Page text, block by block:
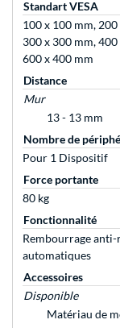
Standart VESA
100 x 100 mm,
300 x 300 mm,
600 x 400 mm
Distance
Mur
13 - 13 mm
Nombre de
Pour 1 Dispositif
Force portante
80 kg
Fonctionnalité
Rembourrage
automatiques
Accessoires
Disponible
Matériau de